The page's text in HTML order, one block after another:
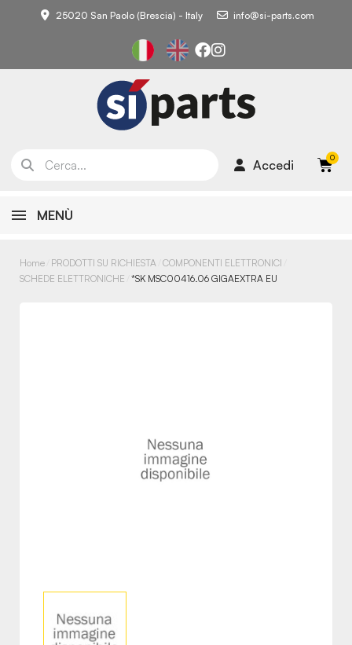
25020 San Paolo (Brescia) - Italy info@si-parts.com
Accedi
MENÙ
Home PRODOTTI SU RICHIESTA COMPONENTI ELETTRONICI
SCHEDE ELETTRONICHE *SK MSC00416.06 GIGAEXTRA EU